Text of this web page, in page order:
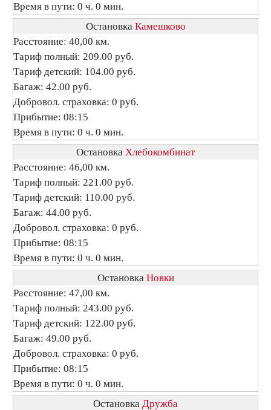
Время в пути: 0 ч. 0 мин.
Остановка Камешково
Расстояние: 40,00 км.
Тариф полный: 209.00 руб.
Тариф детский: 104.00 руб.
Багаж: 42.00 руб.
Добровол. страховка: 0 руб.
Прибытие: 08:15
Время в пути: 0 ч. 0 мин.
Остановка Хлебокомбинат
Расстояние: 46,00 км.
Тариф полный: 221.00 руб.
Тариф детский: 110.00 руб.
Багаж: 44.00 руб.
Добровол. страховка: 0 руб.
Прибытие: 08:15
Время в пути: 0 ч. 0 мин.
Остановка Новки
Расстояние: 47,00 км.
Тариф полный: 243.00 руб.
Тариф детский: 122.00 руб.
Багаж: 49.00 руб.
Добровол. страховка: 0 руб.
Прибытие: 08:15
Время в пути: 0 ч. 0 мин.
Остановка Дружба